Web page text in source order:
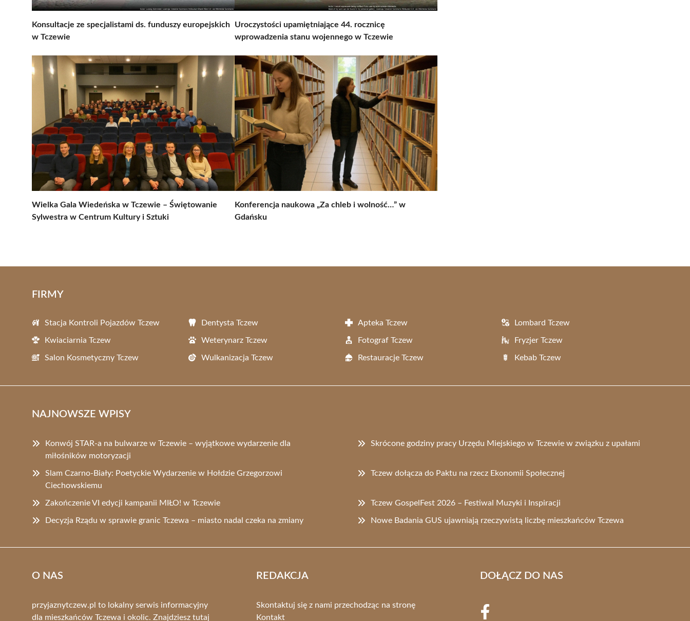
Konsultacje ze specjalistami ds. funduszy europejskich
w Tczewie
Uroczystości upamiętniające 44. rocznicę
wprowadzenia stanu wojennego w Tczewie
Wielka Gala Wiedeńska w Tczewie – Świętowanie
Sylwestra w Centrum Kultury i Sztuki
Konferencja naukowa „Za chleb i wolność…” w
Gdańsku
FIRMY
Stacja Kontroli Pojazdów Tczew Dentysta Tczew Apteka Tczew Lombard Tczew
Kwiaciarnia Tczew Weterynarz Tczew Fotograf Tczew Fryzjer Tczew
Salon Kosmetyczny Tczew Wulkanizacja Tczew Restauracje Tczew Kebab Tczew
NAJNOWSZE WPISY
Konwój STAR-a na bulwarze w Tczewie – wyjątkowe wydarzenie dla
miłośników motoryzacji
Skrócone godziny pracy Urzędu Miejskiego w Tczewie w związku z upałami
Slam Czarno-Biały: Poetyckie Wydarzenie w Hołdzie Grzegorzowi
Ciechowskiemu
Tczew dołącza do Paktu na rzecz Ekonomii Społecznej
Zakończenie VI edycji kampanii MIŁO! w Tczewie Tczew GospelFest 2026 – Festiwal Muzyki i Inspiracji
Decyzja Rządu w sprawie granic Tczewa – miasto nadal czeka na zmiany Nowe Badania GUS ujawniają rzeczywistą liczbę mieszkańców Tczewa
O NAS
przyjaznytczew.pl to lokalny serwis informacyjny
dla mieszkańców Tczewa i okolic. Znajdziesz tutaj
REDAKCJA
Skontaktuj się z nami przechodząc na stronę
Kontakt
DOŁĄCZ DO NAS